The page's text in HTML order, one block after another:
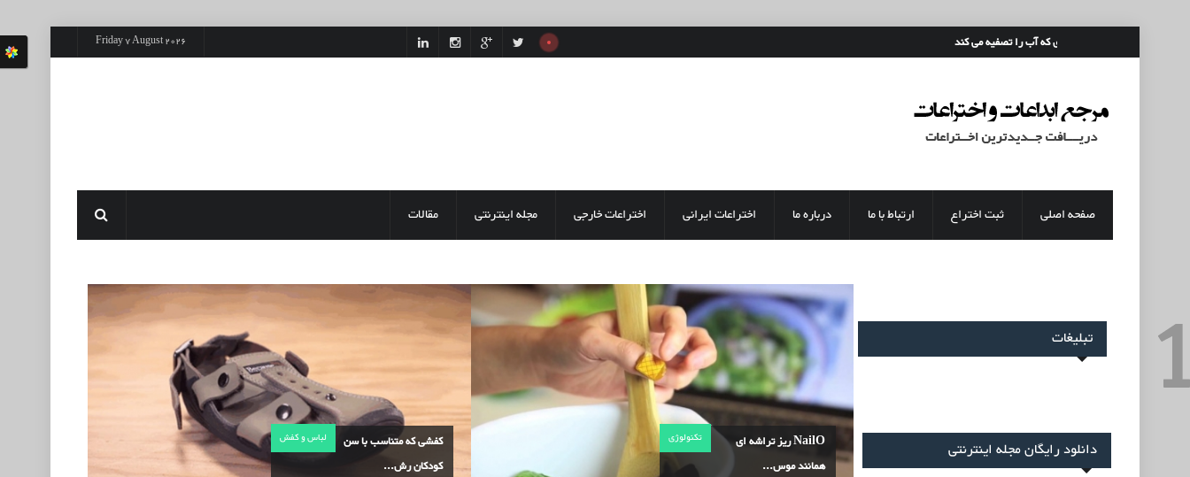
قمقمه ای که آب را تصفیه می کند Friday 7 August 2026
صفحه اصلی ثبت اختراع ارتباط با ما درباره ما اختراعات ایرانی اختراعات خارجی مجله اینترنتی مقالات
لباس و کفش
کفشی که متناسب با سن
کودکان رش...
تکنولوژی
NailO ریز تراشه ای
همانند موس...
تبلیغات
دانلود رایگان مجله اینترنتی